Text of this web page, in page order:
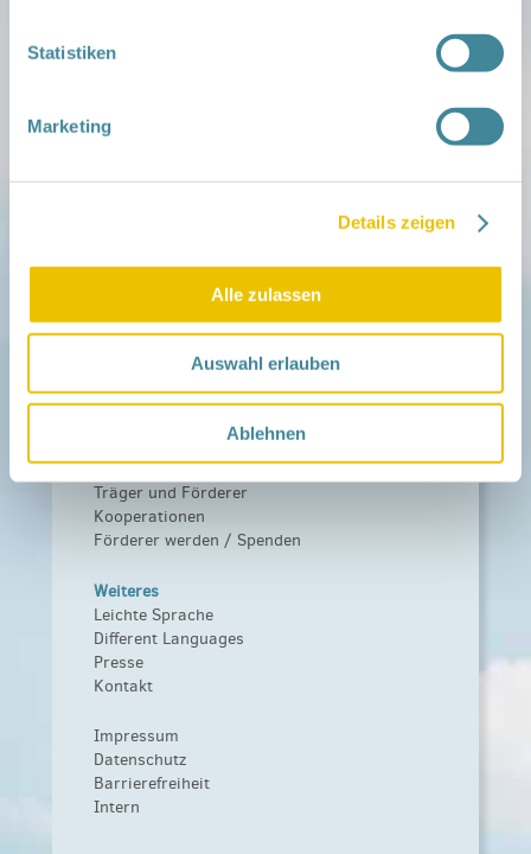
Statistiken
Marketing
Details zeigen
Alle zulassen
Auswahl erlauben
Ablehnen
Mitmachen
Familien ehrenamtlich begleiten
Zu deiner Region
Aktuelle Termine
Netzwerk
Das Familienhandbuch
Infopool
Fördern
Träger und Förderer
Kooperationen
Förderer werden / Spenden
Weiteres
Leichte Sprache
Different Languages
Presse
Kontakt
Impressum
Datenschutz
Barrierefreiheit
Intern